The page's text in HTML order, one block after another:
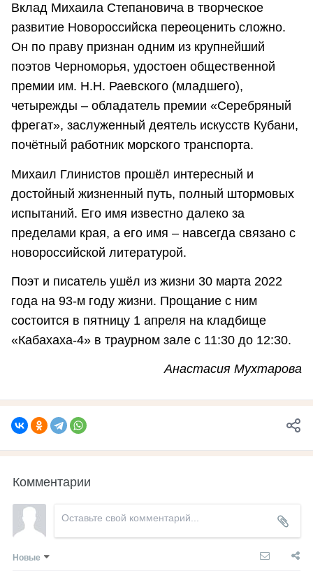
Вклад Михаила Степановича в творческое
развитие Новороссийска переоценить сложно.
Он по праву признан одним из крупнейший
поэтов Черноморья, удостоен общественной
премии им. Н.Н. Раевского (младшего),
четырежды – обладатель премии «Серебряный
фрегат», заслуженный деятель искусств Кубани,
почётный работник морского транспорта.
Михаил Глинистов прошёл интересный и
достойный жизненный путь, полный штормовых
испытаний. Его имя известно далеко за
пределами края, а его имя – навсегда связано с
новороссийской литературой.
Поэт и писатель ушёл из жизни 30 марта 2022
года на 93-м году жизни. Прощание с ним
состоится в пятницу 1 апреля на кладбище
«Кабахаха-4» в траурном зале с 11:30 до 12:30.
Анастасия Мухтарова
Комментарии
Новые